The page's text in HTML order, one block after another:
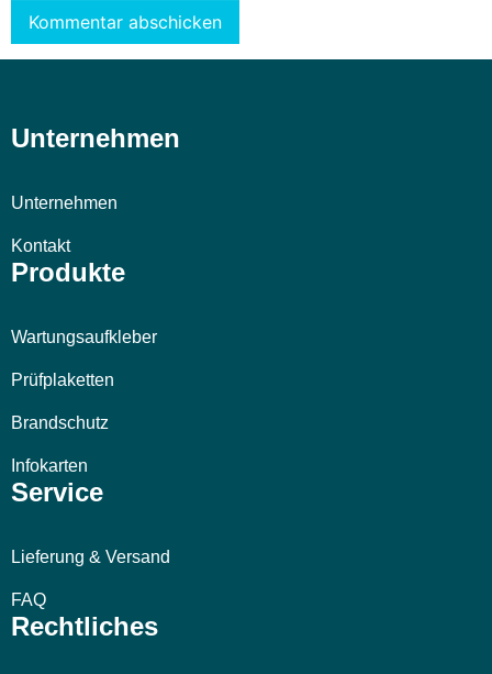
Unternehmen
Unternehmen
Kontakt
Produkte
Wartungsaufkleber
Prüfplaketten
Brandschutz
Infokarten
Service
Lieferung & Versand
FAQ
Rechtliches